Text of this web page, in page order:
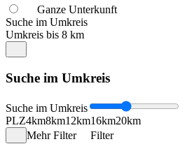
Ganze Unterkunft
Suche im Umkreis
Umkreis bis 8 km
Suche im Umkreis
Suche im Umkreis
PLZ4km8km12km16km20km
Mehr Filter
Filter